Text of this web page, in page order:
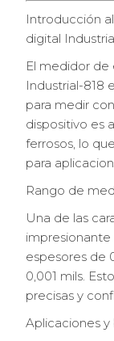
Introducción
digital
El medidor
Industrial-818
para medir
dispositivo es
ferrosos, lo
para
Rango de
Una de las
espesores de
0,001 mils.
precisas y
Aplicaciones